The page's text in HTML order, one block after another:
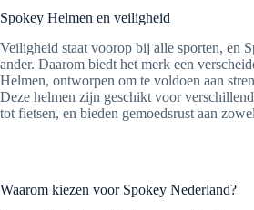
Spokey Helmen en veiligheid
Veiligheid staat voorop bij alle sporten, en
ander. Daarom biedt het merk een
Helmen, ontworpen om te voldoen aan
Deze helmen zijn geschikt voor
tot fietsen, en bieden gemoedsrust aan
Waarom kiezen voor Spokey Nederland?